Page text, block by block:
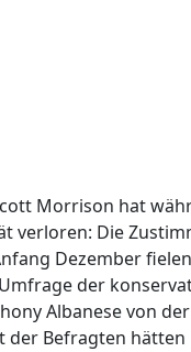
Morrison hat
verloren: Die
Dezember
der
Albanese von
der Befragten hätten